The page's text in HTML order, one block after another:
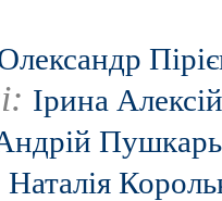
Ірина
Наталія